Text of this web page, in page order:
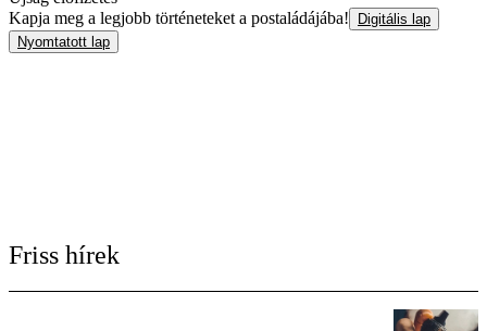
Kapja meg a legjobb történeteket a postaládájába!
Digitális lap
Nyomtatott lap
Friss hírek